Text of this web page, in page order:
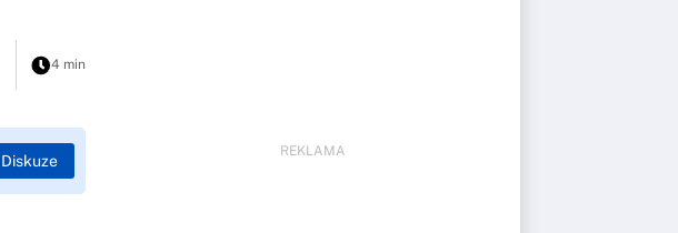
4 min
Diskuze
REKLAMA